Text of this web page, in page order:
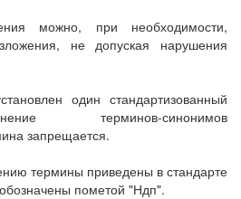
можно, при необходимости,
не допуская нарушения
один стандартизованный
терминов-синонимов
запрещается.
термины приведены в стандарте
пометой "Ндп".